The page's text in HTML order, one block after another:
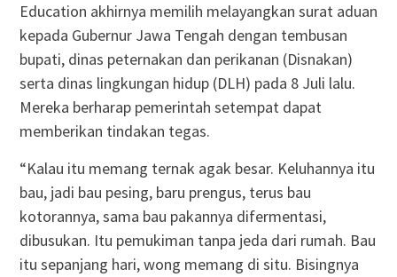
Education akhirnya memilih melayangkan surat aduan
kepada Gubernur Jawa Tengah dengan tembusan
bupati, dinas peternakan dan perikanan (Disnakan)
serta dinas lingkungan hidup (DLH) pada 8 Juli lalu.
Mereka berharap pemerintah setempat dapat
memberikan tindakan tegas.
“Kalau itu memang ternak agak besar. Keluhannya itu
bau, jadi bau pesing, baru prengus, terus bau
kotorannya, sama bau pakannya difermentasi,
dibusukan. Itu pemukiman tanpa jeda dari rumah. Bau
itu sepanjang hari, wong memang di situ. Bisingnya